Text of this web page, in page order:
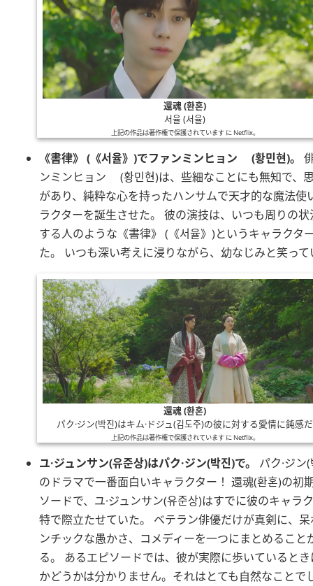
還魂 (환혼)
서율 (서율)
上記の作品は著作権で保護されています に Netflix。
書律 ( 서율 )でファンミンヒョン (황민현)。
ンミンヒョン
(황민현)は、些細なことにも無知で、
があり、純粋な心を持ったハンサムで天才的な魔法使
ラクターを誕生させた。 彼の演技は、いつも周りの
する人のような
書律 ( 서율
)というキャラクタ
た。 いつも深い考えに浸りながら、幼なじみと笑って
還魂 (환혼)
パク·ジン(박진)はキム·ドジュ(김도주)の彼に対する愛情に鈍感だ
上記の作品は著作権で保護されています に Netflix。
ユ·ジュンサン(유준상)はパク·ジン(박진)で。 パク·ジン(
のドラマで一番面白いキャラクター！ 還魂(환혼)の初
ソードで、 ユ·ジュンサン(유준상)はすでに彼のキャラ
特で際立たせていた。 ベテラン俳優だけが真剣に、
ンチックな愚かさ、コメディーを一つにまとめること
る。 あるエピソードでは、彼が実際に歩いていると
かどうかは分かりません。それはとても自然なことで